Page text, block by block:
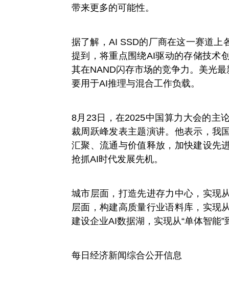
带来更多的可能性。
据了解，AI SSD的厂商在这一赛道上
提到，将重点围绕AI驱动的存储技术
其在NAND闪存市场的竞争力。美光
要用于AI推理与混合工作负载。
8月23日，在2025中国算力大会的主
裁周跃峰发表主题演讲。他表示，我
汇聚、流通与价值释放，加快建设先
抢抓AI时代发展先机。
城市层面，打造先进存力中心，实现
层面，构建高质量行业语料库，实现
建设企业AI数据湖，实现从“单体智能”
每日经济新闻综合公开信息